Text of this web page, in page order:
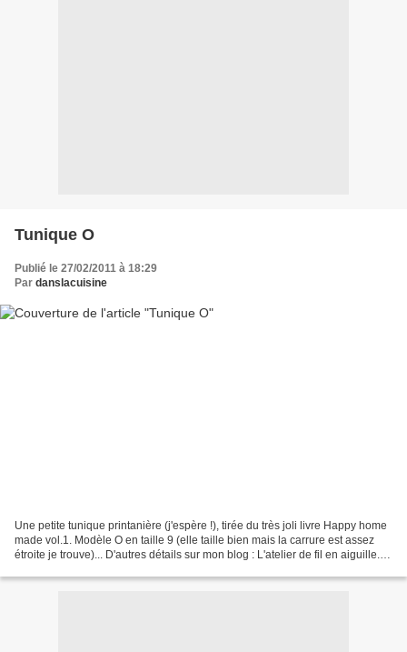
Tunique O
Publié le 27/02/2011 à 18:29
Par danslacuisine
Une petite tunique printanière (j'espère !), tirée du très joli livre Happy home
made vol.1. Modèle O en taille 9 (elle taille bien mais la carrure est assez
étroite je trouve)... D'autres détails sur mon blog : L'atelier de fil en aiguille.